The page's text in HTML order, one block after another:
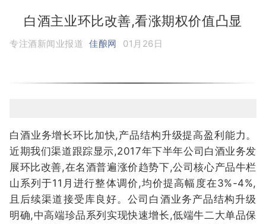
白酒主业环比改善,看涨期权价值凸显
专注酒新闻业报道 佳酿网 01月26日
白酒业务增长环比加快,产品结构升级提高盈利能力。
近期我们渠道跟踪显示,2017年下半年公司白酒业务发
展环比改善,在名酒普遍涨价趋势下,公司核心产品牛栏
山系列于11月进行整体调价,均价提高幅度在3%-4%,
且后续渠道接受库良好。公司白酒业务产品结构升级
明确,中高端珍品系列实现快速增长,低端牛二大单品保